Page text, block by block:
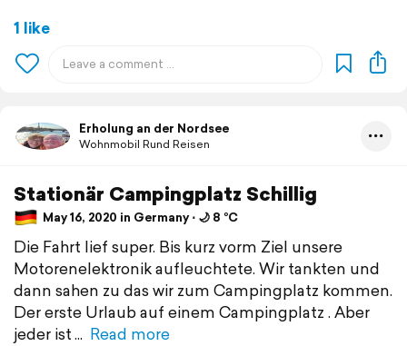
1 like
Erholung an der Nordsee
Wohnmobil Rund Reisen
Stationär Campingplatz Schillig
May 16, 2020 in Germany ⋅ 🌙 8 °C
Die Fahrt lief super. Bis kurz vorm Ziel unsere
Motorenelektronik aufleuchtete. Wir tankten und
dann sahen zu das wir zum Campingplatz kommen.
Der erste Urlaub auf einem Campingplatz . Aber
jeder ist
Read more